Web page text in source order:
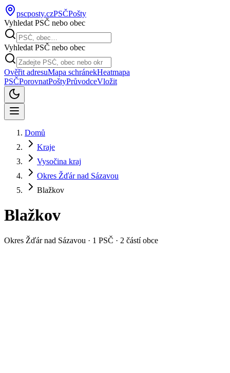
pscposty.czPSČPošty
Vyhledat PSČ nebo obec
Vyhledat PSČ nebo obec
Ověřit adresuMapa schránekHeatmapa
PSČPorovnatPoštyPrůvodceVložit
Domů
Kraje
Vysočina kraj
Okres Žďár nad Sázavou
Blažkov
Blažkov
Okres Žďár nad Sázavou · 1 PSČ · 2 částí obce